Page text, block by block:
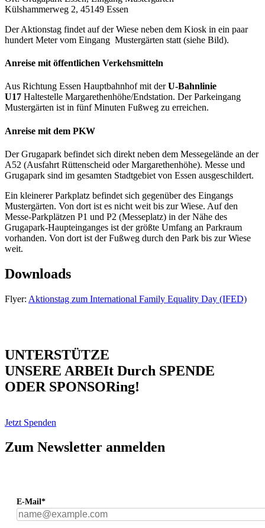
Külshammerweg 2, 45149 Essen
Der Aktionstag findet auf der Wiese neben dem Kiosk in ein paar
hundert Meter vom Eingang Mustergärten statt (siehe Bild).
Anreise mit öffentlichen Verkehsmitteln
Aus Richtung Essen Hauptbahnhof mit derU-Bahnlinie
U17 Haltestelle Margarethenhöhe/Endstation. Der Parkeingang
Mustergärten ist in fünf Minuten Fußweg zu erreichen.
Anreise mit dem PKW
Der Grugapark befindet sich direkt neben dem Messegelände an der
A52 (Ausfahrt Rüttenscheid oder Margarethenhöhe). Messe und
Grugapark sind im gesamten Stadtgebiet von Essen ausgeschildert.
Ein kleinerer Parkplatz befindet sich gegenüber des Eingangs
Mustergärten. Von dort ist es nicht weit bis zur Wiese. Auf den
Messe-Parkplätzen P1 und P2 (Messeplatz) in der Nähe des
Grugapark-Haupteinganges ist der größte Umfang an Parkraum
vorhanden. Von dort ist der Fußweg durch den Park bis zur Wiese
weit.
Downloads
Flyer: Aktionstag zum International Family Equality Day (IFED)
UNTERSTÜTZE
UNSERE ARBEIt Durch SPENDE
ODER SPONSORing!
Jetzt Spenden
Zum Newsletter anmelden
E-Mail*